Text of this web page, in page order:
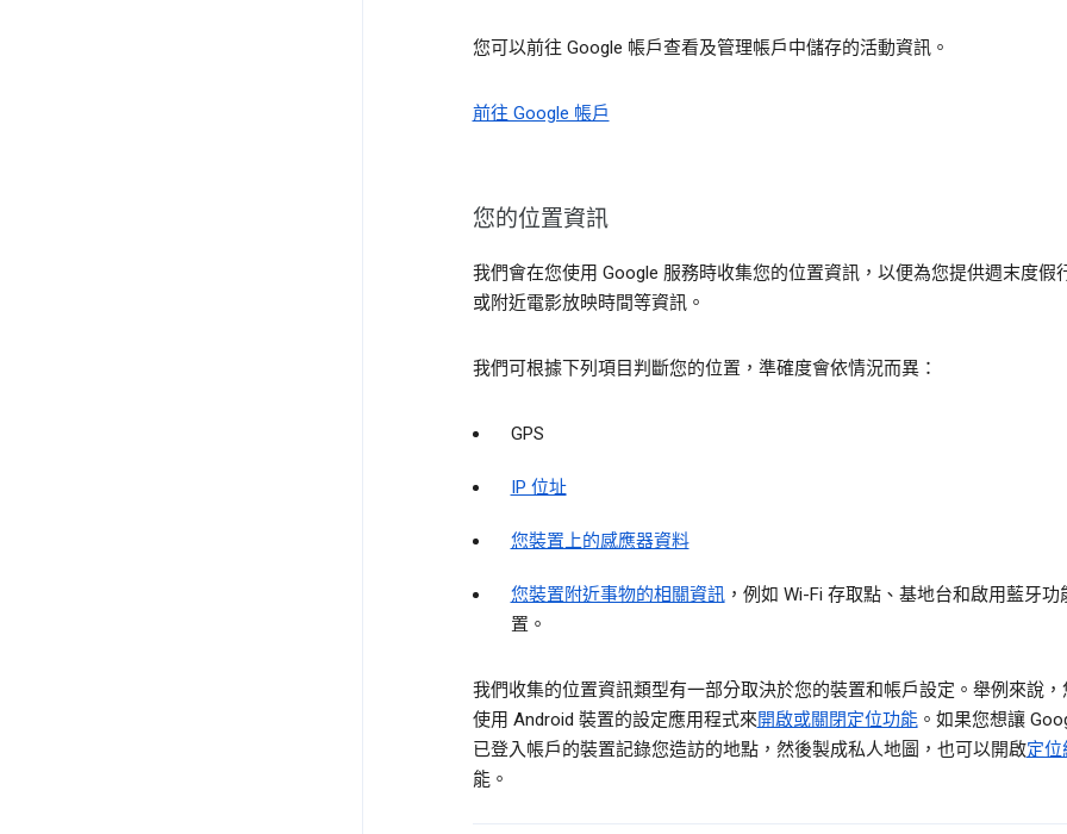
您可以前往 Google 帳戶查看及管理帳戶中儲存的活動資訊。
前往 Google 帳戶
您的位置資訊
我們會在您使用 Google 服務時收集您的位置資訊，以便為您提供週末度假
或附近電影放映時間等資訊。
我們可根據下列項目判斷您的位置，準確度會依情況而異：
GPS
IP 位址
您裝置上的感應器資料
您裝置附近事物的相關資訊，例如 Wi-Fi 存取點、基地台和啟用藍牙功
置。
我們收集的位置資訊類型有一部分取決於您的裝置和帳戶設定。舉例來說，
使用 Android 裝置的設定應用程式來開啟或關閉定位功能。如果您想讓
已登入帳戶的裝置記錄您造訪的地點，然後製成私人地圖，也可以開啟定位
能。